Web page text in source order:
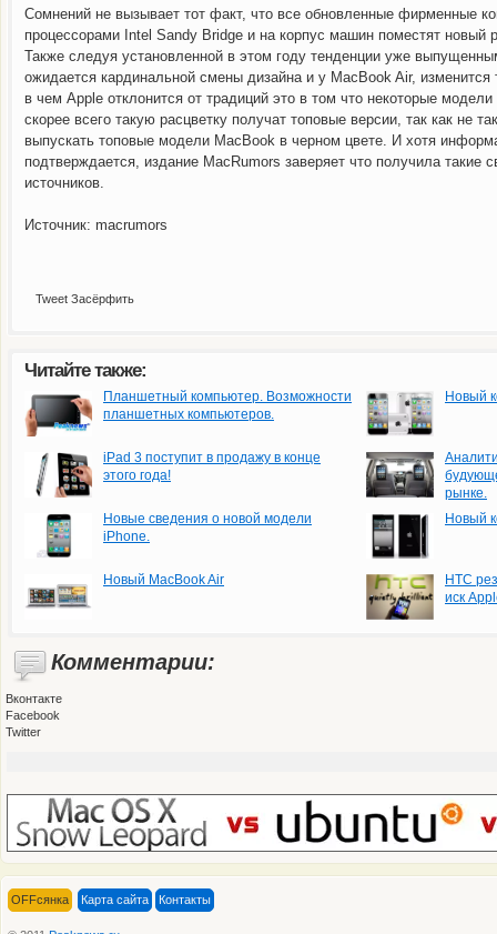
В корпорации Microsoft В текущем году
Сомнений не вызывает тот факт, что все обновленные фирменные
процессорами Intel Sandy Bridge и на корпус машин поместят новый
Также следуя установленной в этом году тенденции уже
ожидается кардинальной смены дизайна и у MacBook Air, изменится
в чем Apple отклонится от традиций это в том что некоторые
скорее всего такую расцветку получат топовые версии, так как не
выпускать топовые модели MacBook в черном цвете. И хотя
подтверждается, издание MacRumors заверяет что получила такие
источников.
Источник: macrumors
Tweet Засёрфить
Читайте также:
Планшетный компьютер. Возможности
планшетных компьютеров.
Новый
iPad 3 поступит в продажу в конце
этого года!
рынке.
Новые сведения о новой модели
iPhone.
Новый
Новый MacBook Air
НТС
иск
Комментарии:
Вконтакте
Facebook
Twitter
OFFсянка Карта сайта Контакты